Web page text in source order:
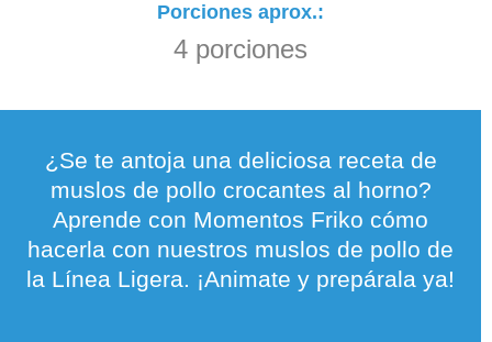
Porciones aprox.:
4 porciones
¿Se te antoja una deliciosa receta de
muslos de pollo crocantes al horno?
Aprende con Momentos Friko cómo
hacerla con nuestros muslos de pollo de
la Línea Ligera. ¡Animate y prepárala ya!